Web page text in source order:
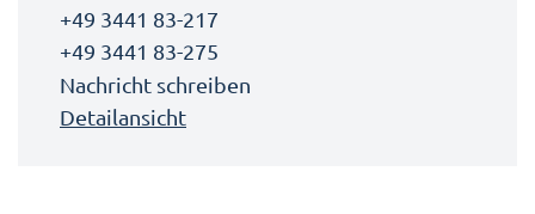
+49 3441 83-217
+49 3441 83-275
Nachricht schreiben
Detailansicht